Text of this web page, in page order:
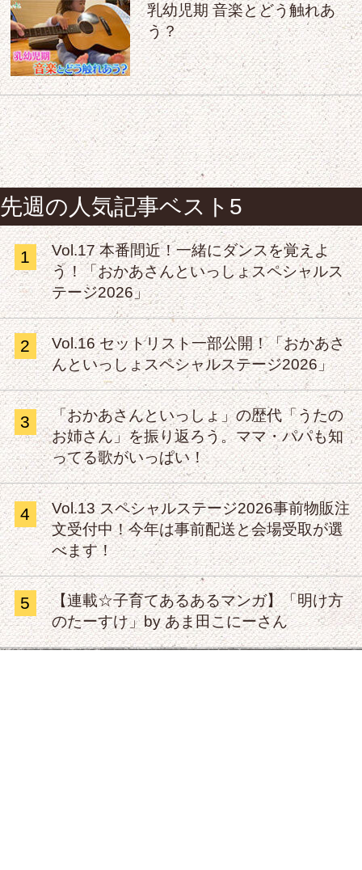
乳幼児期 音楽とどう触れあ
う？
先週の人気記事ベスト5
1
Vol.17 本番間近！一緒にダンスを覚えよ
う！「おかあさんといっしょスペシャルス
テージ2026」
2
Vol.16 セットリスト一部公開！「おかあさ
んといっしょスペシャルステージ2026」
3
「おかあさんといっしょ」の歴代「うたの
お姉さん」を振り返ろう。ママ・パパも知
ってる歌がいっぱい！
4
Vol.13 スペシャルステージ2026事前物販注
文受付中！今年は事前配送と会場受取が選
べます！
5
【連載☆子育てあるあるマンガ】「明け方
のたーすけ」by あま田こにーさん